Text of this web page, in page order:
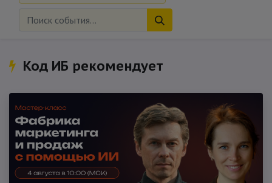
Код ИБ рекомендует